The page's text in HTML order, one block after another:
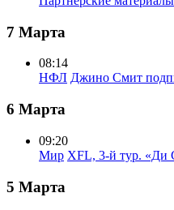
7 Марта
08:14
НФЛ Джино Смит
6 Марта
09:20
Мир XFL, 3-й тур. «Ди
5 Марта